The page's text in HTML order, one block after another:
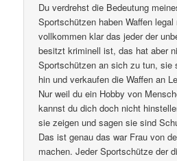
Du verdrehst die Bedeutung
Sportschützen haben Waffen
vollkommen klar das jeder der
besitzt kriminell ist, das hat aber
Sportschützen an sich zu tun,
hin und verkaufen die Waffen an
Nur weil du ein Hobby von
kannst du dich doch nicht
sie zeigen und sagen sie sind
Das ist genau das war Frau von
machen. Jeder Sportschütze der